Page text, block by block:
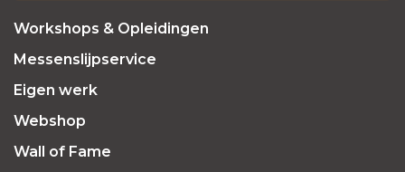
Workshops & Opleidingen
Messenslijpservice
Eigen werk
Webshop
Wall of Fame